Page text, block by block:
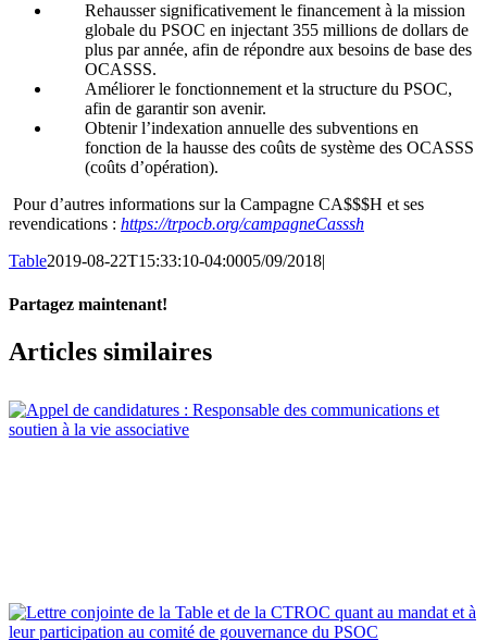
Rehausser significativement le financement à la mission
globale du PSOC en injectant 355 millions de dollars de
plus par année, afin de répondre aux besoins de base des
OCASSS.
Améliorer le fonctionnement et la structure du PSOC,
afin de garantir son avenir.
Obtenir l’indexation annuelle des subventions en
fonction de la hausse des coûts de système des OCASSS
(coûts d’opération).
Pour d’autres informations sur la Campagne CA$$$H et ses
revendications : https://trpocb.org/campagneCasssh
Table2019-08-22T15:33:10-04:0005/09/2018|
Partagez maintenant!
Facebook
X
Email
Articles similaires